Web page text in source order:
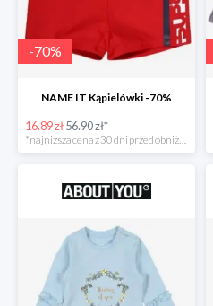
-70%
NAME IT Kąpielówki -70%
16.89 zł56.90 zł*